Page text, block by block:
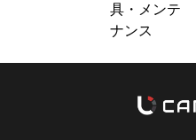
具・メンテ
ナンス